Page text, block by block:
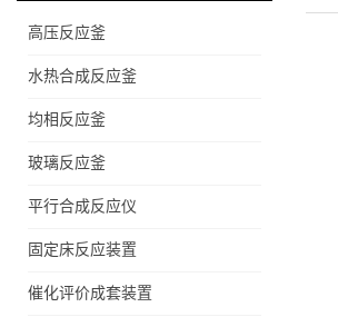
高压反应釜
水热合成反应釜
均相反应釜
玻璃反应釜
平行合成反应仪
固定床反应装置
催化评价成套装置